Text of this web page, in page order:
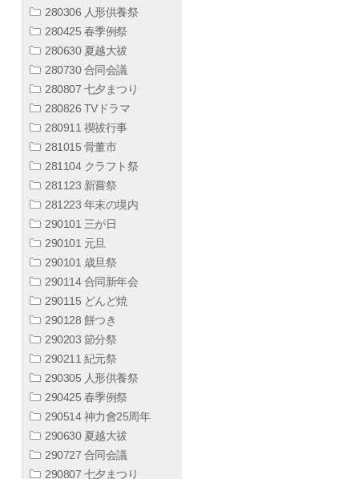
280306 人形供養祭
280425 春季例祭
280630 夏越大祓
280730 合同会議
280807 七夕まつり
280826 TVドラマ
280911 禊祓行事
281015 骨董市
281104 クラフト祭
281123 新嘗祭
281223 年末の境内
290101 三が日
290101 元旦
290101 歳旦祭
290114 合同新年会
290115 どんど焼
290128 餅つき
290203 節分祭
290211 紀元祭
290305 人形供養祭
290425 春季例祭
290514 神力會25周年
290630 夏越大祓
290727 合同会議
290807 七夕まつり